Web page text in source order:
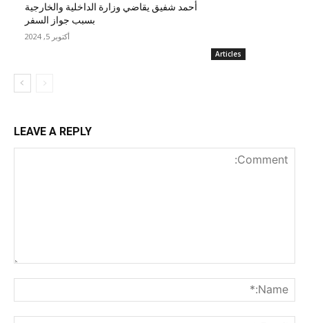
Articles
أحمد شفيق يقاضي وزارة الداخلية والخارجية
بسبب جواز السفر
أكتوبر 5, 2024
LEAVE A REPLY